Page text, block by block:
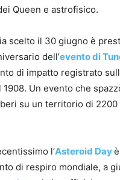
Queen e astrofisico.
scelto il 30 giugno è
dell’evento di
di impatto registrato
1908. Un evento che
su un territorio di
l’Asteroid Day
di respiro mondiale, a